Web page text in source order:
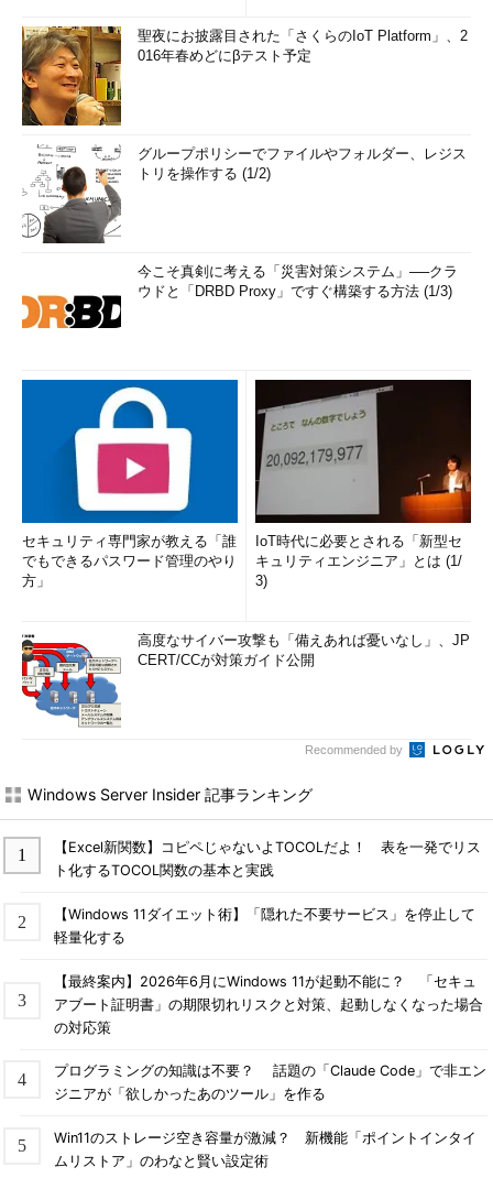
聖夜にお披露目された「さくらのIoT Platform」、2
016年春めどにβテスト予定
グループポリシーでファイルやフォルダー、レジス
トリを操作する (1/2)
今こそ真剣に考える「災害対策システム」──クラ
ウドと「DRBD Proxy」ですぐ構築する方法 (1/3)
セキュリティ専門家が教える「誰
でもできるパスワード管理のやり
方」
IoT時代に必要とされる「新型セ
キュリティエンジニア」とは (1/
3)
高度なサイバー攻撃も「備えあれば憂いなし」、JP
CERT/CCが対策ガイド公開
Recommended by
Windows Server Insider 記事ランキング
【Excel新関数】コピペじゃないよTOCOLだよ！ 表を一発でリス
ト化するTOCOL関数の基本と実践
【Windows 11ダイエット術】「隠れた不要サービス」を停止して
軽量化する
【最終案内】2026年6月にWindows 11が起動不能に？ 「セキュ
アブート証明書」の期限切れリスクと対策、起動しなくなった場合
の対応策
プログラミングの知識は不要？ 話題の「Claude Code」で非エン
ジニアが「欲しかったあのツール」を作る
Win11のストレージ空き容量が激減？ 新機能「ポイントインタイ
ムリストア」のわなと賢い設定術